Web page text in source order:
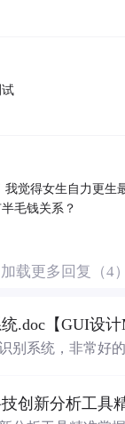
我觉得女生自力更生
毛钱关系？
加载更多回复（4）
.doc【GUI设计
别系统，非常好
面（GUI），非